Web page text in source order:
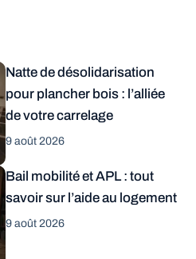
Natte de désolidarisation
pour plancher bois : l’alliée
de votre carrelage
9 août 2026
Bail mobilité et APL : tout
savoir sur l’aide au logement
9 août 2026